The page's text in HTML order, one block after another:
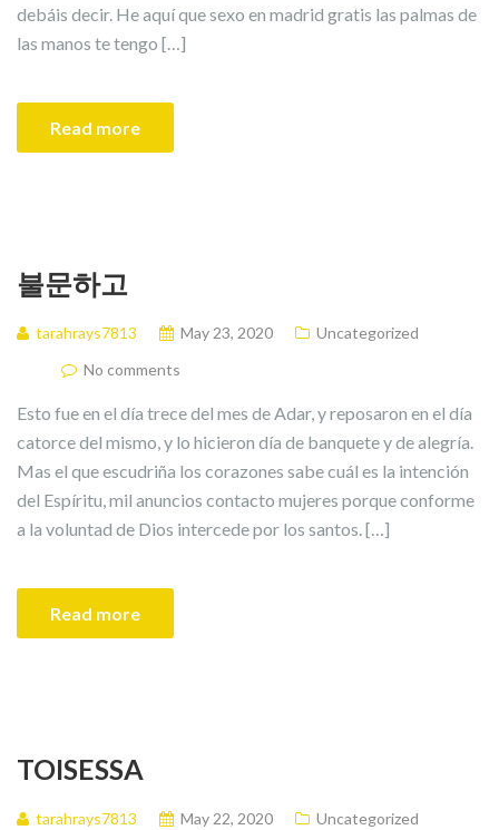
debáis decir. He aquí que sexo en madrid gratis las palmas de
las manos te tengo […]
Read more
불문하고
tarahrays7813 May 23, 2020
Uncategorized
No comments
Esto fue en el día trece del mes de Adar, y reposaron en el día
catorce del mismo, y lo hicieron día de banquete y de alegría.
Mas el que escudriña los corazones sabe cuál es la intención
del Espíritu, mil anuncios contacto mujeres porque conforme
a la voluntad de Dios intercede por los santos. […]
Read more
TOISESSA
tarahrays7813 May 22, 2020
Uncategorized